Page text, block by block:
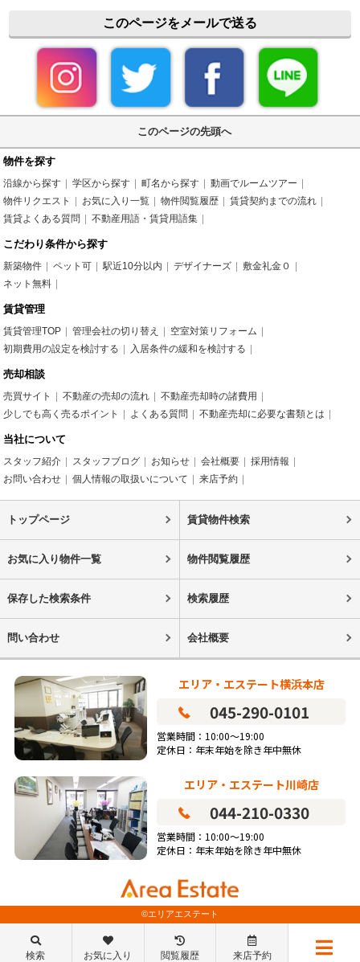
このページをメールで送る
このページの先頭へ
物件を探す
沿線から探す 学区から探す 町名から探す
動画でルームツアー
物件リクエスト
お気に入り一覧 物件閲覧履歴
賃貸契約までの流れ
賃貸よくある質問
不動産用語・賃貸用語集
こだわり条件から探す
新築物件 ペット可 駅近10分以内 デザイナーズ
敷金礼金０
ネット無料
賃貸管理
賃貸管理TOP 管理会社の切り替え
空室対策リフォーム
初期費用の設定を検討する
入居条件の緩和を検討する
売却相談
売買サイト 不動産の売却の流れ
不動産売却時の諸費用
少しでも高く売るポイント
よくある質問 不動産売却に必要な書類とは
当社について
スタッフ紹介 スタッフブログ お知らせ 会社概要
採用情報
お問い合わせ
個人情報の取扱いについて 来店予約
トップページ 賃貸物件検索
お気に入り物件一覧 物件閲覧履歴
保存した検索条件 検索履歴
問い合わせ 会社概要
エリア・エステート横浜本店
045-290-0101
営業時間：10:00～19:00
定休日：年末年始を除き年中無休
エリア・エステート川崎店
044-210-0330
営業時間：10:00～19:00
定休日：年末年始を除き年中無休
©エリアエステート
検索 お気に入り 閲覧履歴 来店予約